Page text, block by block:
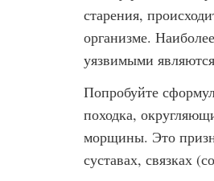
старения,
организме.
уязвимыми
Попробуйте
походка,
морщины. Это
суставах, связках